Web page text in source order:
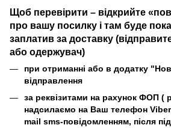
Щоб перевірити – відкрийте
про вашу посилку і там буде
заплатив за доставку
або одержувач)
при отриманні або в додатку
відправлення
за реквізитами на рахунок ФОП (
надсилаємо на Ваш телефон
mail sms-повідомленням, після